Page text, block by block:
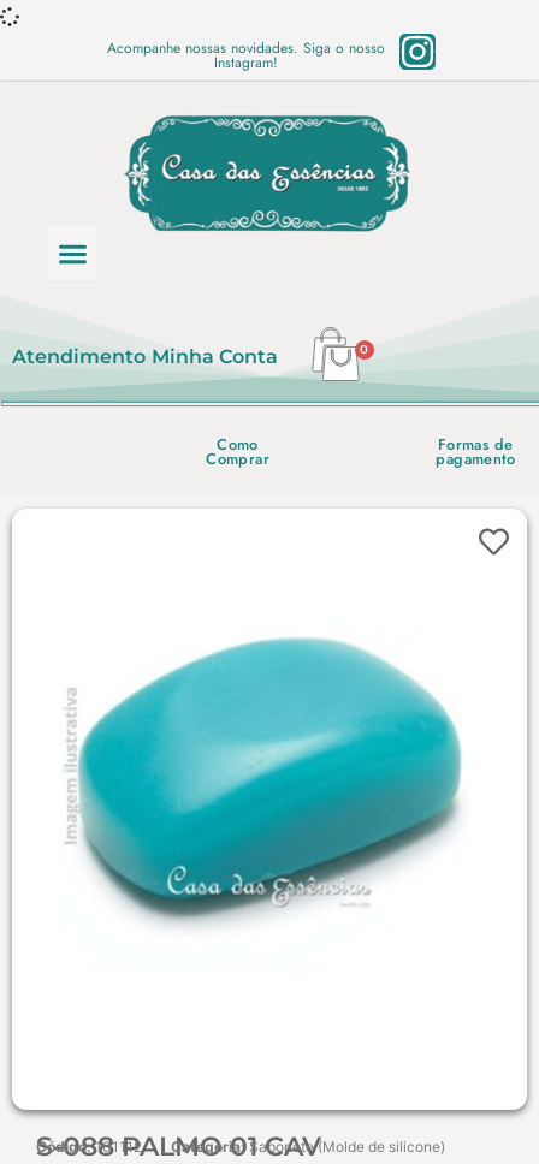
Acompanhe nossas novidades. Siga o nosso
Instagram!
Atendimento Minha Conta 0
Como
Comprar
Formas de
pagamento
S-088 PALMO 01 CAV
Código:101112 Categoria: Sabonete (Molde de silicone)